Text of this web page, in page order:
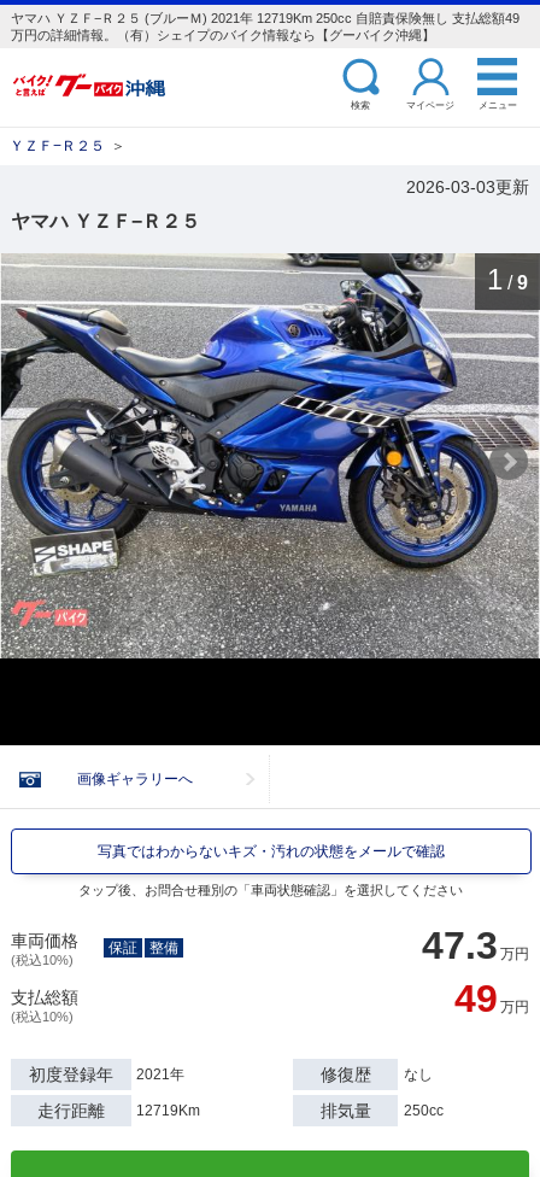
ヤマハ ＹＺＦ−Ｒ２５ (ブルーＭ) 2021年 12719Km 250cc 自賠責保険無し 支払総額49
万円の詳細情報。（有）シェイプのバイク情報なら【グーバイク沖縄】
検索 マイページ メニュー
ＹＺＦ−Ｒ２５ ＞
2026-03-03更新
ヤマハ ＹＺＦ−Ｒ２５
1 / 9
画像ギャラリーへ
写真ではわからないキズ・汚れの状態をメールで確認
タップ後、お問合せ種別の「車両状態確認」を選択してください
車両価格
(税込10%) 47.3 万円
保証 整備
支払総額
(税込10%) 49 万円
初度登録年 2021年 修復歴 なし
走行距離 12719Km 排気量 250cc